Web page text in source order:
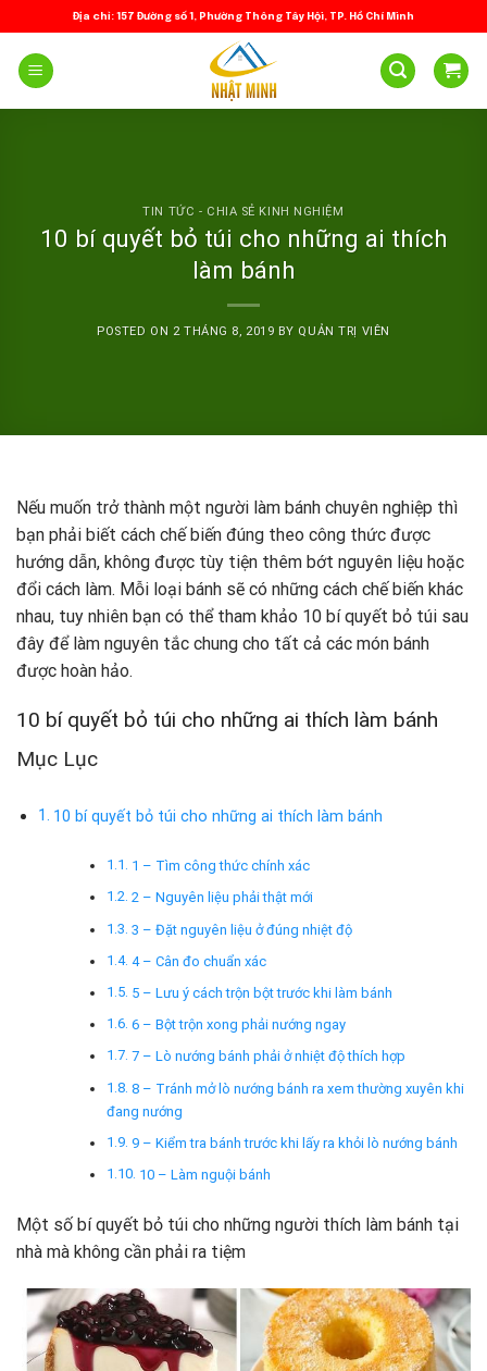
to
content
Địa chỉ: 157 Đường số 1, Phường Thông Tây Hội, TP. Hồ Chí Minh
TIN TỨC - CHIA SẺ KINH NGHIỆM
10 bí quyết bỏ túi cho những ai thích
làm bánh
POSTED ON 2 THÁNG 8, 2019 BY QUẢN TRỊ VIÊN
Nếu muốn trở thành một người làm bánh chuyên nghiệp thì
bạn phải biết cách chế biến đúng theo công thức được
hướng dẫn, không được tùy tiện thêm bớt nguyên liệu hoặc
đổi cách làm. Mỗi loại bánh sẽ có những cách chế biến khác
nhau, tuy nhiên bạn có thể tham khảo 10 bí quyết bỏ túi sau
đây để làm nguyên tắc chung cho tất cả các món bánh
được hoàn hảo.
10 bí quyết bỏ túi cho những ai thích làm bánh
Mục Lục
10 bí quyết bỏ túi cho những ai thích làm bánh
1 – Tìm công thức chính xác
2 – Nguyên liệu phải thật mới
3 – Đặt nguyên liệu ở đúng nhiệt độ
4 – Cân đo chuẩn xác
5 – Lưu ý cách trộn bột trước khi làm bánh
6 – Bột trộn xong phải nướng ngay
7 – Lò nướng bánh phải ở nhiệt độ thích hợp
8 – Tránh mở lò nướng bánh ra xem thường xuyên khi
đang nướng
9 – Kiểm tra bánh trước khi lấy ra khỏi lò nướng bánh
10 – Làm nguội bánh
Một số bí quyết bỏ túi cho những người thích làm bánh tại
nhà mà không cần phải ra tiệm